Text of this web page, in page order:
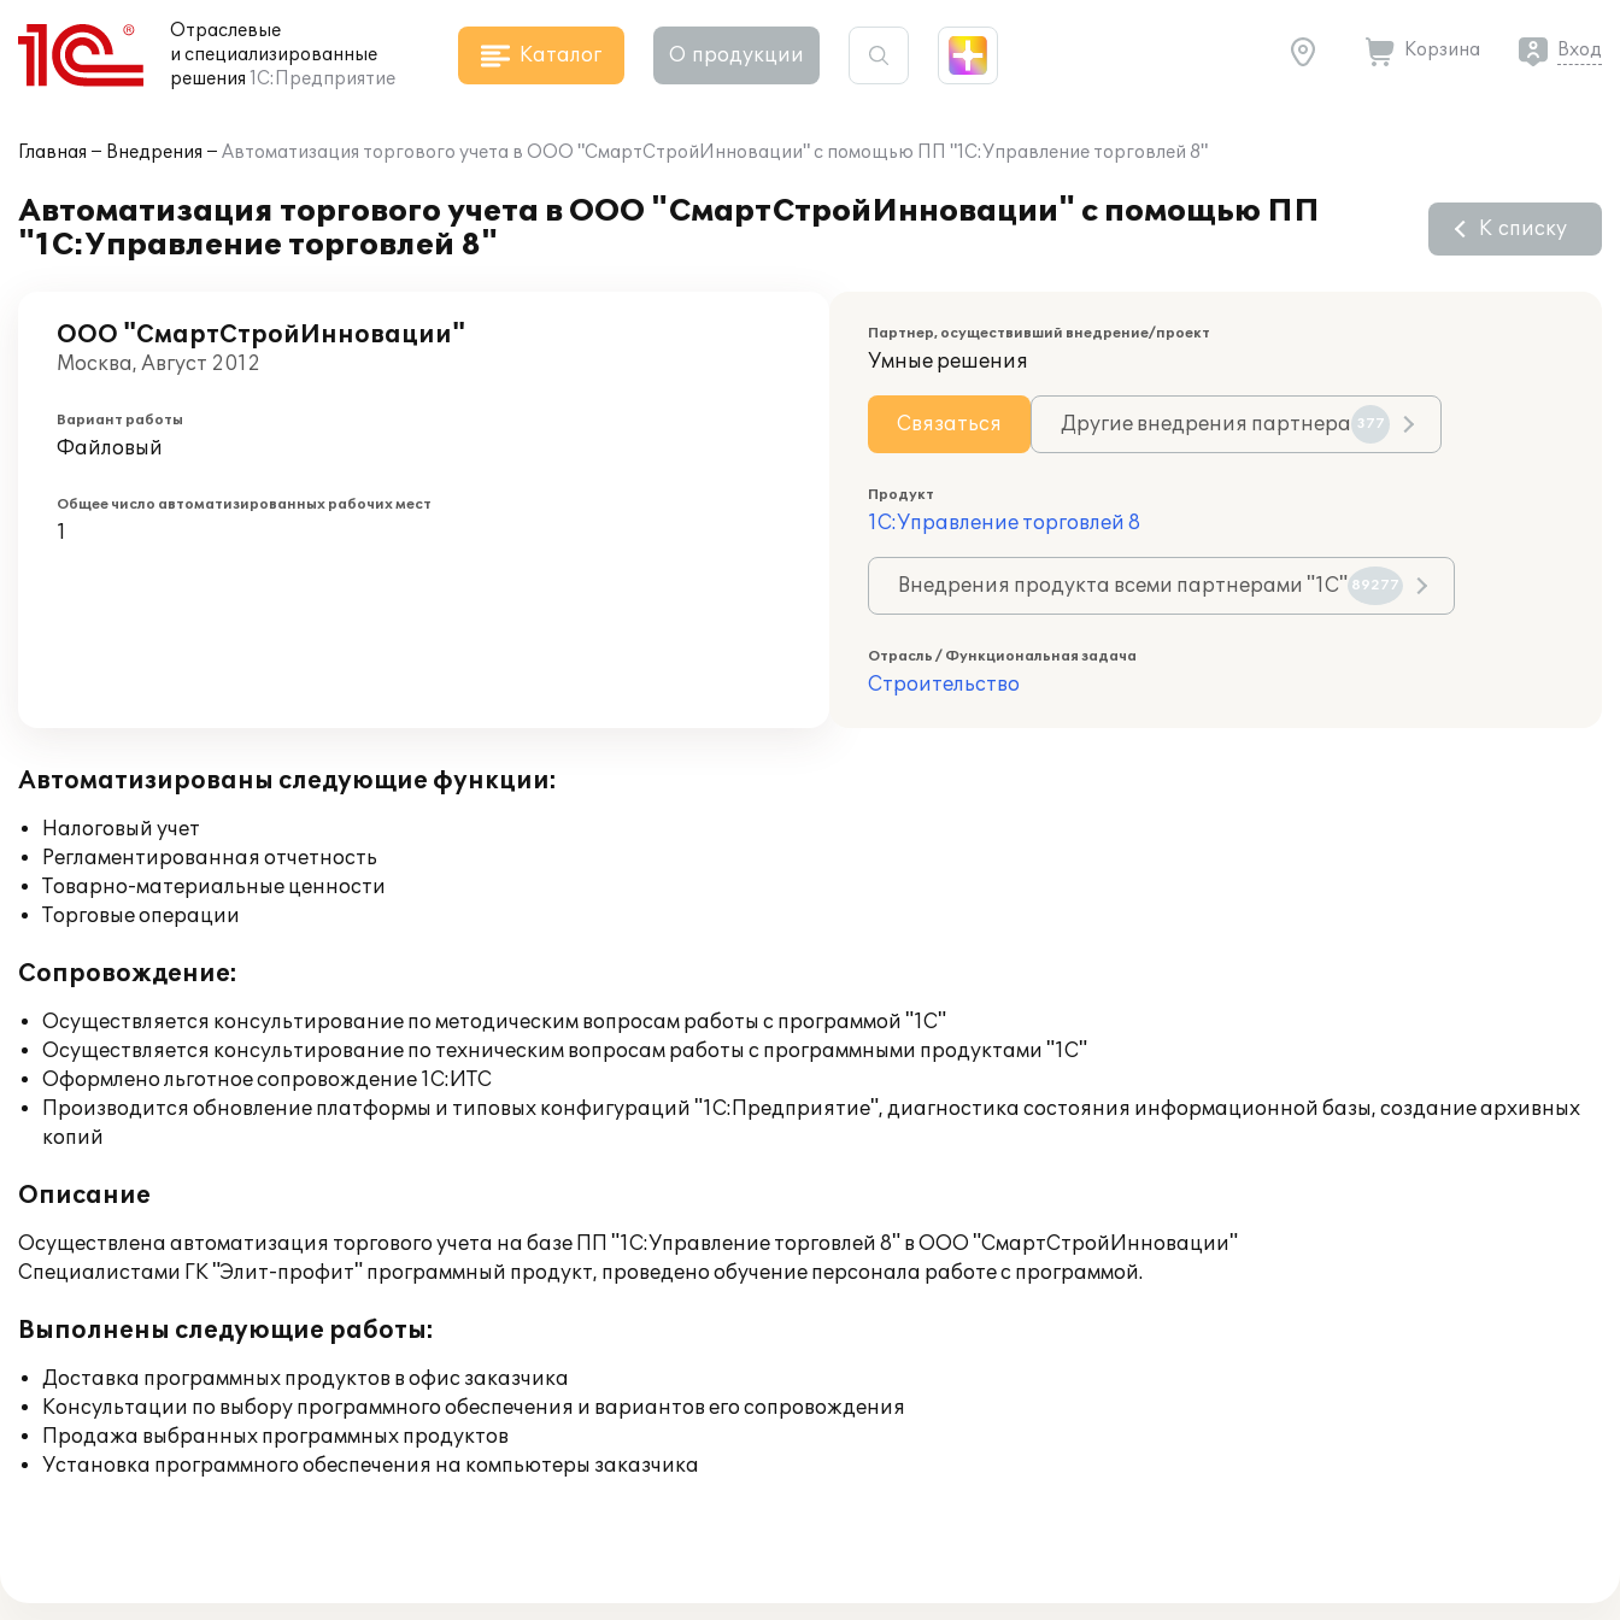
Отраслевые
и специализированные
решения 1С:Предприятие
Каталог О продукции Корзина Вход
Главная Внедрения Автоматизация торгового учета в ООО "СмартСтройИнновации" с помощью ПП "1С:Управление торговлей 8"
Автоматизация торгового учета в ООО "СмартСтройИнновации" с помощью ПП
"1С:Управление торговлей 8"
К списку
ООО "СмартСтройИнновации"
Москва, Август 2012
Вариант работы
Файловый
Общее число автоматизированных рабочих мест
1
Партнер, осуществивший внедрение/проект
Умные решения
Связаться Другие внедрения партнера 377
Продукт
1С:Управление торговлей 8
Внедрения продукта всеми партнерами "1С" 89277
Отрасль / Функциональная задача
Строительство
Автоматизированы следующие функции:
Налоговый учет
Регламентированная отчетность
Товарно-материальные ценности
Торговые операции
Сопровождение:
Осуществляется консультирование по методическим вопросам работы с программой "1С"
Осуществляется консультирование по техническим вопросам работы с программными продуктами "1С"
Оформлено льготное сопровождение 1С:ИТС
Производится обновление платформы и типовых конфигураций "1С:Предприятие", диагностика состояния информационной базы, создание архивных
копий
Описание
Осуществлена автоматизация торгового учета на базе ПП "1С:Управление торговлей 8" в ООО "СмартСтройИнновации"
Специалистами ГК "Элит-профит" программный продукт, проведено обучение персонала работе с программой.
Выполнены следующие работы:
Доставка программных продуктов в офис заказчика
Консультации по выбору программного обеспечения и вариантов его сопровождения
Продажа выбранных программных продуктов
Установка программного обеспечения на компьютеры заказчика